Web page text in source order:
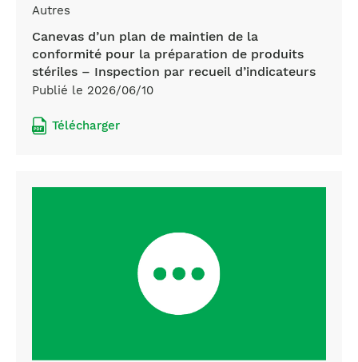
Autres
Canevas d’un plan de maintien de la
conformité pour la préparation de produits
stériles – Inspection par recueil d’indicateurs
Publié le 2026/06/10
Télécharger